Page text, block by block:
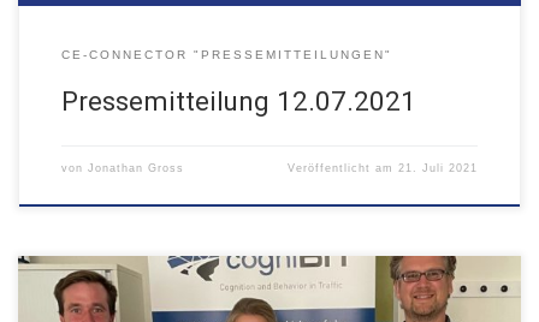
CE-CONNECTOR "PRESSEMITTEILUNGEN"
Pressemitteilung 12.07.2021
von Jonathan Gross Veröffentlicht am21. Juli 2021